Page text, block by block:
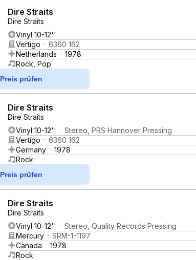
Dire Straits
Dire Straits
Vinyl 10-12''
Vertigo
6360 162
Netherlands
1978
Rock, Pop
Preis prüfen
Dire Straits
Dire Straits
Vinyl 10-12''
Stereo, PRS Hannover Pressing
Vertigo
6360 162
Germany
1978
Rock
Preis prüfen
Dire Straits
Dire Straits
Vinyl 10-12''
Stereo, Quality Records Pressing
Mercury
SRM-1-1197
Canada
1978
Rock